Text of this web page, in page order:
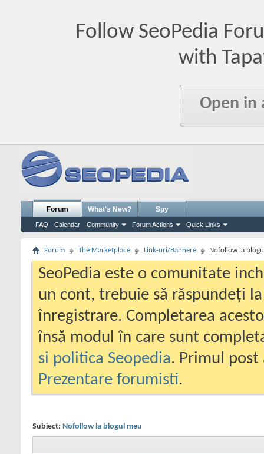
Follow SeoPedia
with
Open in
Forum
FAQ Calendar Community Forum Actions Quick Links
What's New? Spy
Forum The Marketplace Link-uri/Bannere Nofollow la
SeoPedia este o comunitate
un cont, trebuie să răspundeți
înregistrare. Completarea
însă modul în care sunt
si politica Seopedia. Primul
Prezentare forumisti.
Subiect: Nofollow la blogul meu